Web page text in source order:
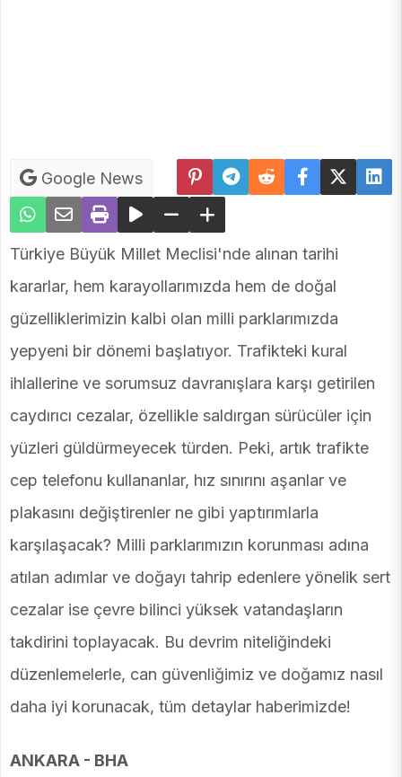
Google News
Türkiye Büyük Millet Meclisi'nde alınan tarihi
kararlar, hem karayollarımızda hem de doğal
güzelliklerimizin kalbi olan milli parklarımızda
yepyeni bir dönemi başlatıyor. Trafikteki kural
ihlallerine ve sorumsuz davranışlara karşı getirilen
caydırıcı cezalar, özellikle saldırgan sürücüler için
yüzleri güldürmeyecek türden. Peki, artık trafikte
cep telefonu kullananlar, hız sınırını aşanlar ve
plakasını değiştirenler ne gibi yaptırımlarla
karşılaşacak? Milli parklarımızın korunması adına
atılan adımlar ve doğayı tahrip edenlere yönelik sert
cezalar ise çevre bilinci yüksek vatandaşların
takdirini toplayacak. Bu devrim niteliğindeki
düzenlemelerle, can güvenliğimiz ve doğamız nasıl
daha iyi korunacak, tüm detaylar haberimizde!
ANKARA - BHA